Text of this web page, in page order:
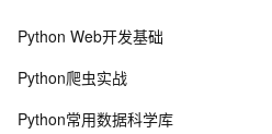
8 Python中的find()和count()方法详解
取二维码里的链接
Python Web开发基础
Python爬虫实战
Python常用数据科学库